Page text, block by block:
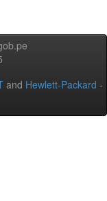
and Hewlett-Packard -